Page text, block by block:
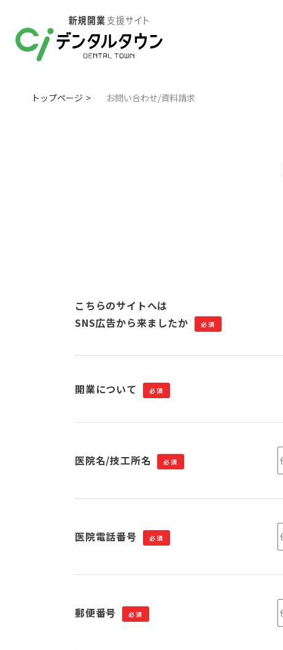
トップページ お問い合わせ/資料請求
こちらのサイトへは
SNS広告から来ましたか
必須
開業について 必須
医院名/技工所名 必須
医院電話番号 必須
郵便番号 必須